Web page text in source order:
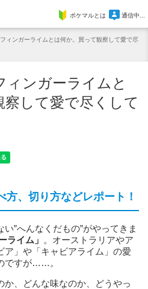
Marcheポケマルとは 通信中...
ィンガーライムとは何か。買って観察して愛で尽
ィンガーライムと
して愛で尽くして
方、切り方などレポート！
”へんなくだもの”がやってきま
ライム」 。オーストラリアやア
ア」や「キャビアライム」の愛
ですが……。
、どんな味なのか、どうやっ